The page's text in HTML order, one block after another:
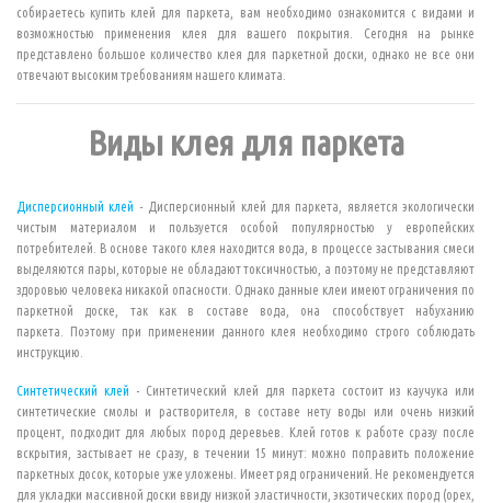
собираетесь купить клей для паркета
, вам необходимо ознакомится с видами и
возможностью применения клея для вашего покрытия. Сегодня на рынке
представлено большое количество клея для паркетной доски , однако не все они
отвечают высоким требованиям нашего климата.
Виды клея для паркета
Дисперсионный клей - Дисперсионный клей для паркета, является экологически
чистым материалом и пользуется особой популярностью у европейских
потребителей. В основе такого клея находится вода, в процессе застывания смеси
выделяются пары, которые не обладают токсичностью, а поэтому не представляют
здоровью человека никакой опасности. Однако данные клеи имеют ограничения по
паркетной доске, так как в составе вода, она способствует набуханию
паркета. Поэтому при применении данного клея необходимо строго соблюдать
инструкцию.
Синтетический клей - Синтетический клей для паркета состоит из каучука или
синтетические смолы и растворителя, в составе нету воды или очень низкий
процент, подходит для любых пород деревьев. Клей готов к работе сразу после
вскрытия, застывает не сразу, в течении 15 минут: можно поправить положение
паркетных досок, которые уже уложены. Имеет ряд ограничений. Не рекомендуется
для укладки массивной доски ввиду низкой эластичности, экзотических пород (орех,